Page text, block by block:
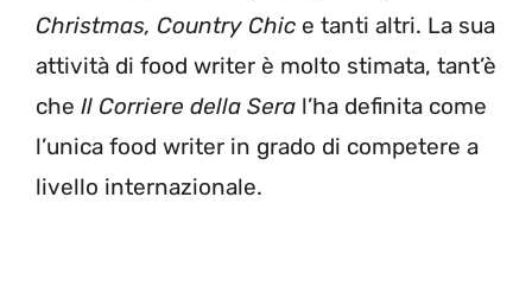
Christmas, Country Chic e tanti altri. La sua
attività di food writer è molto stimata, tant’è
che Il Corriere della Sera l’ha definita come
l’unica food writer in grado di competere a
livello internazionale.